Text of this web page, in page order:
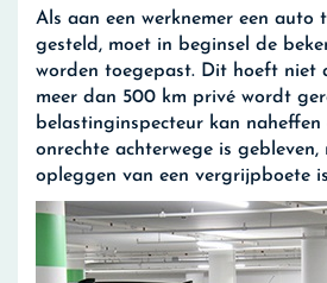
Als aan een werknemer een auto
gesteld, moet in beginsel de
worden toegepast. Dit hoeft niet
meer dan 500 km privé wordt
belastinginspecteur kan
onrechte achterwege is
opleggen van een vergrijpboete